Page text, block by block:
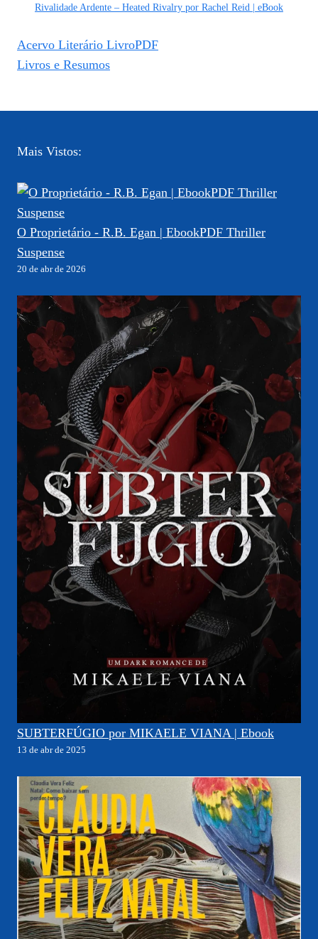
Rivalidade Ardente – Heated Rivalry por Rachel Reid | eBook
Acervo Literário LivroPDF
Livros e Resumos
Mais Vistos:
O Proprietário - R.B. Egan | EbookPDF Thriller
Suspense
20 de abr de 2026
SUBTERFÚGIO por MIKAELE VIANA | Ebook
13 de abr de 2025